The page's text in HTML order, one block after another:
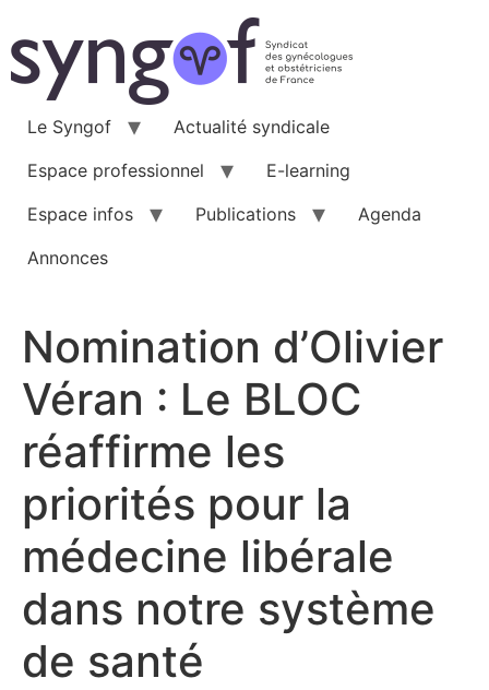
au
contenu
Le Syngof
Actualité syndicale
Espace professionnel
E-learning
Espace infos
Publications
Agenda
Annonces
Nomination d’Olivier
Véran : Le BLOC
réaffirme les
priorités pour la
médecine libérale
dans notre système
de santé